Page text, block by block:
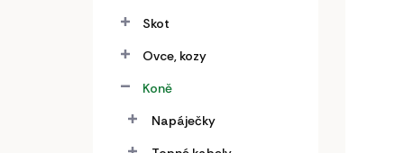
Skot
Ovce, kozy
Koně
Napáječky